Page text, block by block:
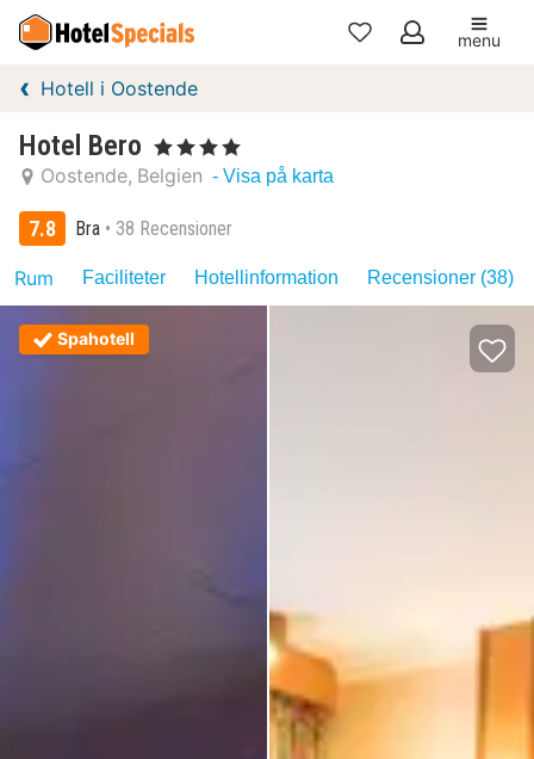
Mina
menu
Hotell i Oostende
Hotel Bero , 4 Stjärnor
Oostende Belgien - Visa på karta
7.8 Bra 38 Recensioner
Rum Faciliteter Hotellinformation Recensioner (38)
Spahotell